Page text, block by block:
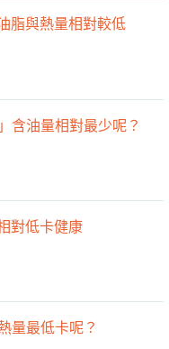
脂與熱量相對較低
含油量相對最少呢？
對低卡健康
量最低卡呢？